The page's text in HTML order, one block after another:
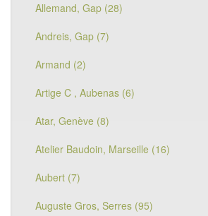
Allemand, Gap (28)
Andreis, Gap (7)
Armand (2)
Artige C , Aubenas (6)
Atar, Genève (8)
Atelier Baudoin, Marseille (16)
Aubert (7)
Auguste Gros, Serres (95)